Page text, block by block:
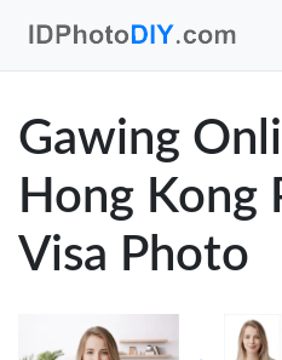
Gawing
Hong Kong
Visa Photo